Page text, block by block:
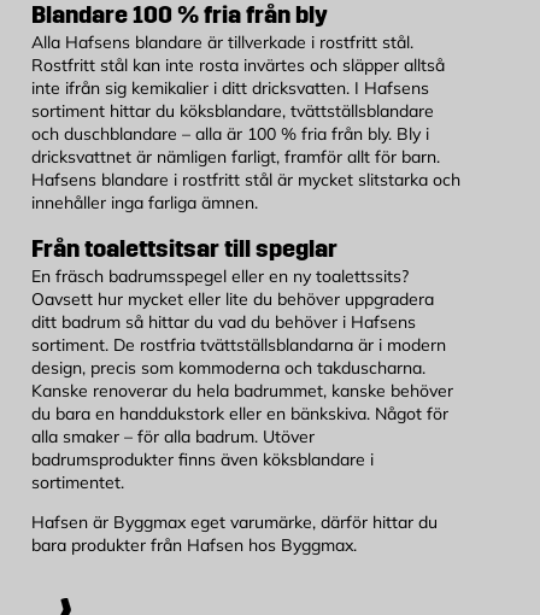
Blandare 100 % fria från bly
Alla Hafsens blandare är tillverkade i rostfritt stål.
Rostfritt stål kan inte rosta invärtes och släpper alltså
inte ifrån sig kemikalier i ditt dricksvatten. I Hafsens
sortiment hittar du köksblandare, tvättställsblandare
och duschblandare – alla är 100 % fria från bly. Bly i
dricksvattnet är nämligen farligt, framför allt för barn.
Hafsens blandare i rostfritt stål är mycket slitstarka och
innehåller inga farliga ämnen.
Från toalettsitsar till speglar
En fräsch badrumsspegel eller en ny toalettssits?
Oavsett hur mycket eller lite du behöver uppgradera
ditt badrum så hittar du vad du behöver i Hafsens
sortiment. De rostfria tvättställsblandarna är i modern
design, precis som kommoderna och takduscharna.
Kanske renoverar du hela badrummet, kanske behöver
du bara en handdukstork eller en bänkskiva. Något för
alla smaker – för alla badrum. Utöver
badrumsprodukter finns även köksblandare i
sortimentet.
Hafsen är Byggmax eget varumärke, därför hittar du
bara produkter från Hafsen hos Byggmax.